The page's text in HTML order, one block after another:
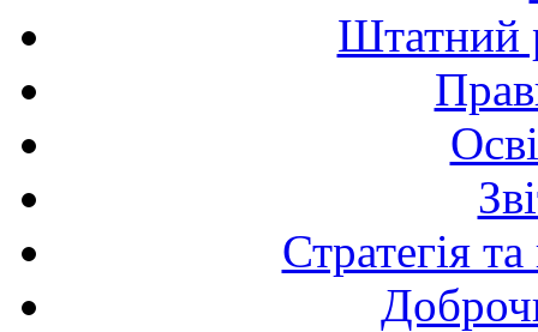
Штатний
Стратегія